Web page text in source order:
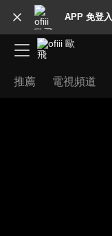
APP 免登
推薦 電視頻道